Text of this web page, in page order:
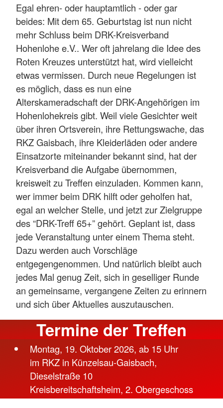
Egal ehren- oder hauptamtlich - oder gar
beides: Mit dem 65. Geburtstag ist nun nicht
mehr Schluss beim DRK-Kreisverband
Hohenlohe e.V.. Wer oft jahrelang die Idee des
Roten Kreuzes unterstützt hat, wird vielleicht
etwas vermissen. Durch neue Regelungen ist
es möglich, dass es nun eine
Alterskameradschaft der DRK-Angehörigen im
Hohenlohekreis gibt. Weil viele Gesichter weit
über ihren Ortsverein, ihre Rettungswache, das
RKZ Gaisbach, ihre Kleiderläden oder andere
Einsatzorte miteinander bekannt sind, hat der
Kreisverband die Aufgabe übernommen,
kreisweit zu Treffen einzuladen. Kommen kann,
wer immer beim DRK hilft oder geholfen hat,
egal an welcher Stelle, und jetzt zur Zielgruppe
des “DRK-Treff 65+” gehört. Geplant ist, dass
jede Veranstaltung unter einem Thema steht.
Dazu werden auch Vorschläge
entgegengenommen. Und natürlich bleibt auch
jedes Mal genug Zeit, sich in geselliger Runde
an gemeinsame, vergangene Zeiten zu erinnern
und sich über Aktuelles auszutauschen.
Termine der Treffen
Montag, 19. Oktober 2026, ab 15 Uhr
im RKZ in Künzelsau-Gaisbach,
Dieselstraße 10
Kreisbereitschaftsheim, 2. Obergeschoss